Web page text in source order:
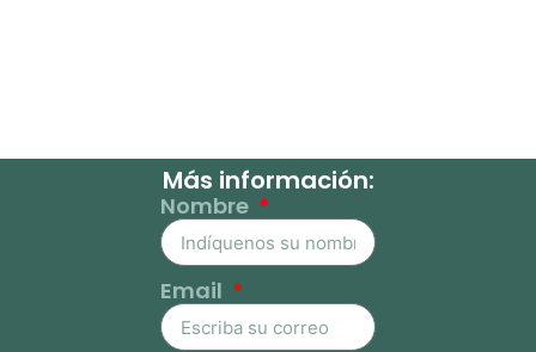
Más información:
Nombre
Email